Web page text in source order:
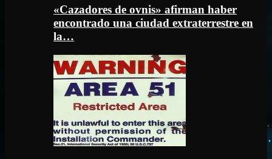
«Cazadores de ovnis» afirman haber
encontrado una ciudad extraterrestre en
la…